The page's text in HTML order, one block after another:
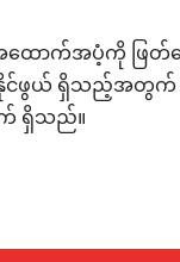
ထောက်အပံ့ကို ဖြ
နိုင်ဖွယ် ရှိသည့်အတွ
က် ရှိသည်။